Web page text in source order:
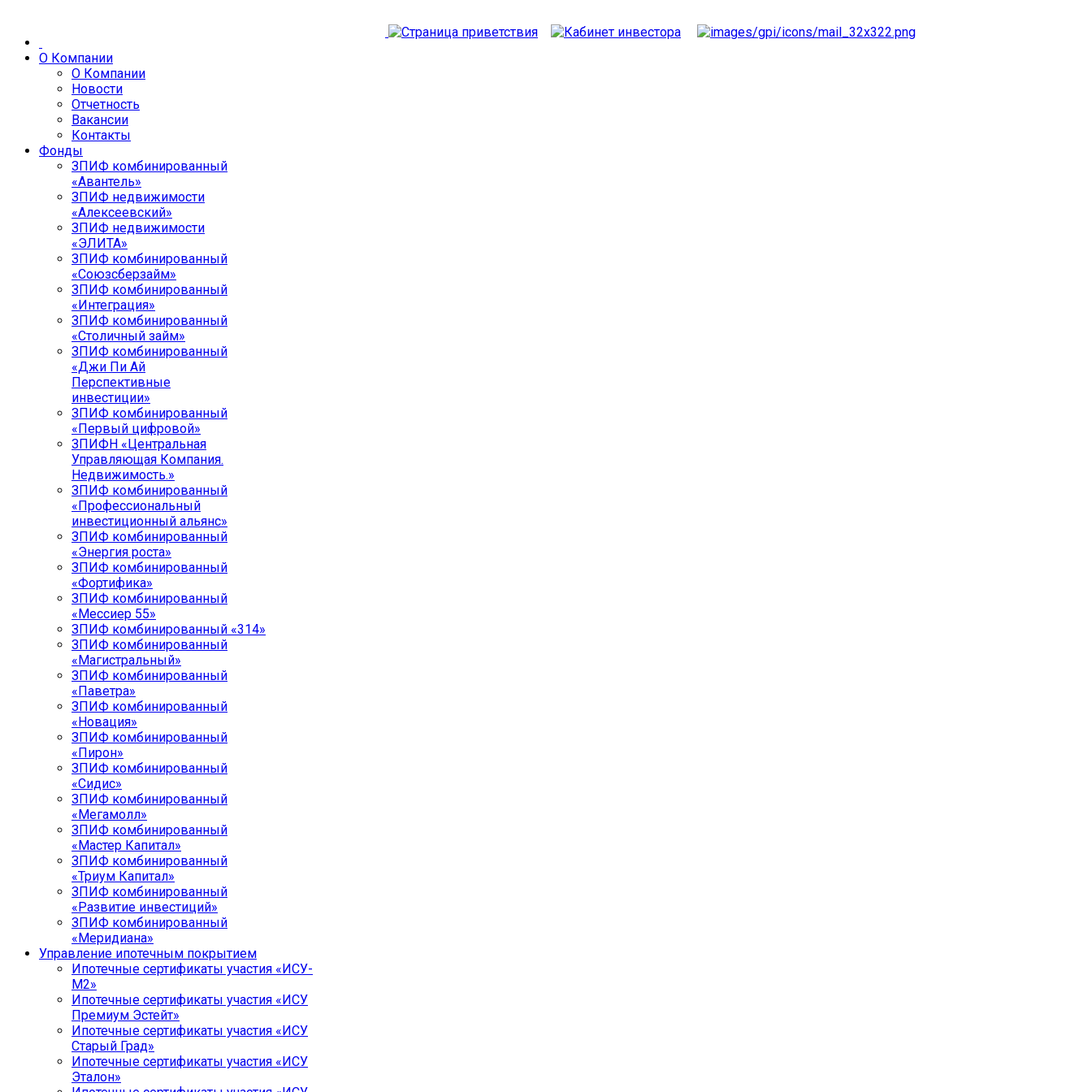
О Компании
О Компании
Новости
Отчетность
Вакансии
Контакты
Фонды
ЗПИФ комбинированный
«Авантель»
ЗПИФ недвижимости
«Алексеевский»
ЗПИФ недвижимости
«ЭЛИТА»
ЗПИФ комбинированный
«Союзсберзайм»
ЗПИФ комбинированный
«Интеграция»
ЗПИФ комбинированный
«Столичный займ»
ЗПИФ комбинированный
«Джи Пи Ай
Перспективные
инвестиции»
ЗПИФ комбинированный
«Первый цифровой»
ЗПИФН «Центральная
Управляющая Компания.
Недвижимость.»
ЗПИФ комбинированный
«Профессиональный
инвестиционный альянс»
ЗПИФ комбинированный
«Энергия роста»
ЗПИФ комбинированный
«Фортифика»
ЗПИФ комбинированный
«Мессиер 55»
ЗПИФ комбинированный «314»
ЗПИФ комбинированный
«Магистральный»
ЗПИФ комбинированный
«Паветра»
ЗПИФ комбинированный
«Новация»
ЗПИФ комбинированный
«Пирон»
ЗПИФ комбинированный
«Сидис»
ЗПИФ комбинированный
«Мегамолл»
ЗПИФ комбинированный
«Мастер Капитал»
ЗПИФ комбинированный
«Триум Капитал»
ЗПИФ комбинированный
«Развитие инвестиций»
ЗПИФ комбинированный
«Меридиана»
Управление ипотечным покрытием
Ипотечные сертификаты участия «ИСУ-
М2»
Ипотечные сертификаты участия «ИСУ
Премиум Эстейт»
Ипотечные сертификаты участия «ИСУ
Старый Град»
Ипотечные сертификаты участия «ИСУ
Эталон»